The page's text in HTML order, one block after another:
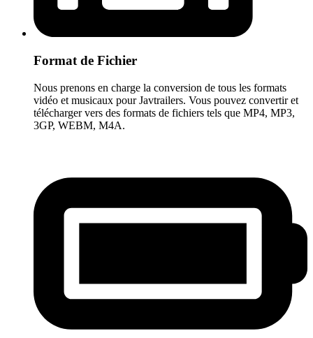
Format de Fichier
Nous prenons en charge la conversion de tous les formats
vidéo et musicaux pour Javtrailers. Vous pouvez convertir et
télécharger vers des formats de fichiers tels que MP4, MP3,
3GP, WEBM, M4A.